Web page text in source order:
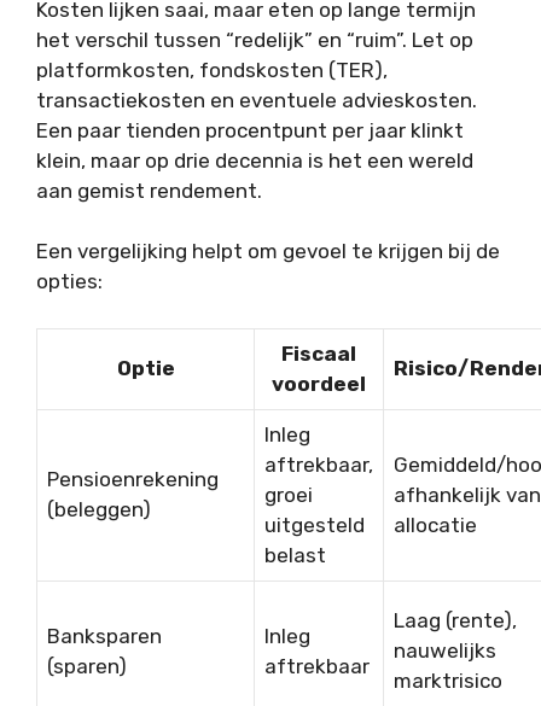
Kosten lijken saai, maar eten op lange termijn
het verschil tussen “redelijk” en “ruim”. Let op
platformkosten, fondskosten (TER),
transactiekosten en eventuele advieskosten.
Een paar tienden procentpunt per jaar klinkt
klein, maar op drie decennia is het een wereld
aan gemist rendement.
Een vergelijking helpt om gevoel te krijgen bij de
opties:
Optie
Fiscaal
voordeel
Risico/
Pensioenrekening
(beleggen)
Inleg
aftrekbaar,
groei
uitgesteld
belast
Gemiddeld/
afhankelijk van
allocatie
Banksparen
(sparen)
Inleg
aftrekbaar
Laag (rente),
nauwelijks
marktrisico